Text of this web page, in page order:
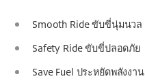
Smooth Ride ขับขี่นุ่มนวล
Safety Ride ขับขี่ปลอดภัย
Save Fuel ประหยัดพลังงาน